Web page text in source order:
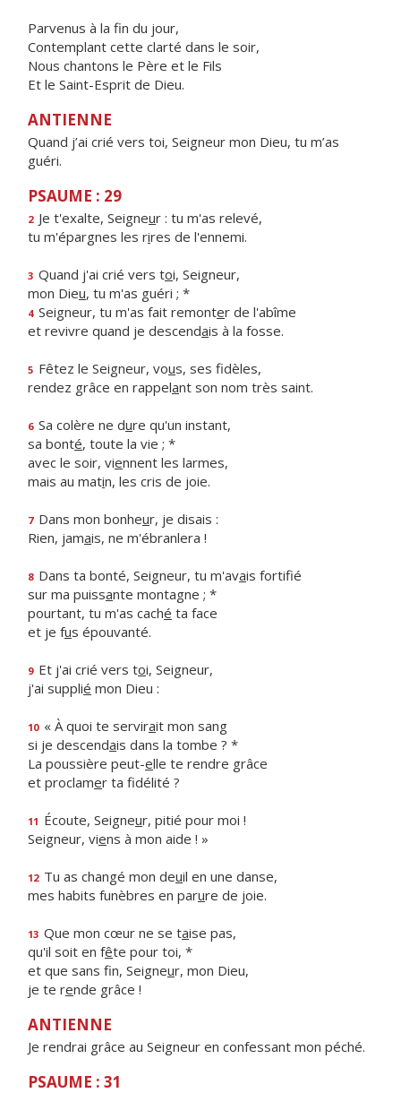
Parvenus à la fin du jour,
Contemplant cette clarté dans le soir,
Nous chantons le Père et le Fils
Et le Saint-Esprit de Dieu.
ANTIENNE
Quand j’ai crié vers toi, Seigneur mon Dieu, tu m’as
guéri.
PSAUME : 29
2 Je t'exalte, Seigneur : tu m'as relevé,
tu m'épargnes les rires de l'ennemi.
3 Quand j'ai crié vers toi, Seigneur,
mon Dieu, tu m'as guéri ; *
4 Seigneur, tu m'as fait remonter de l'abîme
et revivre quand je descendais à la fosse.
5 Fêtez le Seigneur, vous, ses fidèles,
rendez grâce en rappelant son nom très saint.
6 Sa colère ne dure qu'un instant,
sa bonté, toute la vie ; *
avec le soir, viennent les larmes,
mais au matin, les cris de joie.
7 Dans mon bonheur, je disais :
Rien, jamais, ne m'ébranlera !
8 Dans ta bonté, Seigneur, tu m'avais fortifié
sur ma puissante montagne ; *
pourtant, tu m'as caché ta face
et je fus épouvanté.
9 Et j'ai crié vers toi, Seigneur,
j'ai supplié mon Dieu :
10 « À quoi te servirait mon sang
si je descendais dans la tombe ? *
La poussière peut-elle te rendre grâce
et proclamer ta fidélité ?
11 Écoute, Seigneur, pitié pour moi !
Seigneur, viens à mon aide ! »
12 Tu as changé mon deuil en une danse,
mes habits funèbres en parure de joie.
13 Que mon cœur ne se taise pas,
qu'il soit en fête pour toi, *
et que sans fin, Seigneur, mon Dieu,
je te rende grâce !
ANTIENNE
Je rendrai grâce au Seigneur en confessant mon péché.
PSAUME : 31